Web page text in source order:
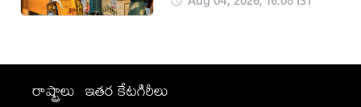
రాష్ట్రాలు ఇతర కేటగిరీలు